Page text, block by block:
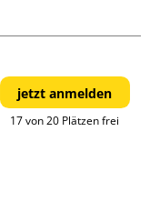
jetzt anmelden
17 von 20 Plätzen frei